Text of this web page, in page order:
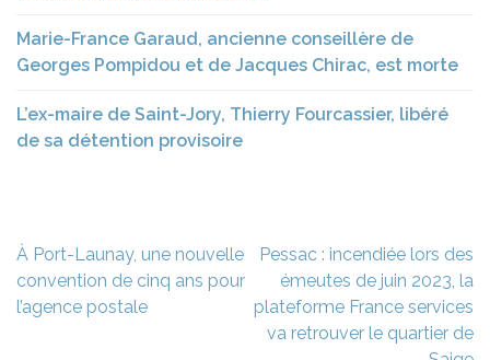
Marie-France Garaud, ancienne conseillère de
Georges Pompidou et de Jacques Chirac, est morte
L’ex-maire de Saint-Jory, Thierry Fourcassier, libéré
de sa détention provisoire
Navigation
de
l’article
À Port-Launay, une nouvelle
convention de cinq ans pour
l’agence postale
Pessac : incendiée lors des
émeutes de juin 2023, la
plateforme France services
va retrouver le quartier de